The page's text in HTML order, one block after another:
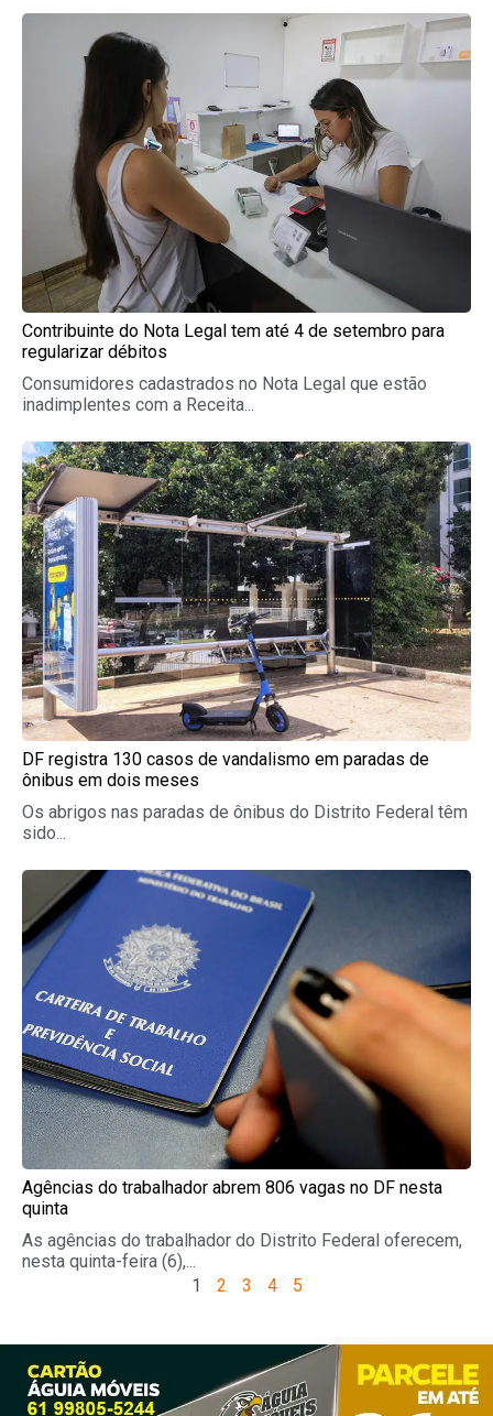
Contribuinte do Nota Legal tem até 4 de setembro para
regularizar débitos
Consumidores cadastrados no Nota Legal que estão
inadimplentes com a Receita...
DF registra 130 casos de vandalismo em paradas de
ônibus em dois meses
Os abrigos nas paradas de ônibus do Distrito Federal têm
sido...
Agências do trabalhador abrem 806 vagas no DF nesta
quinta
As agências do trabalhador do Distrito Federal oferecem,
nesta quinta-feira (6),...
1 2 3
Page
4
Page
5